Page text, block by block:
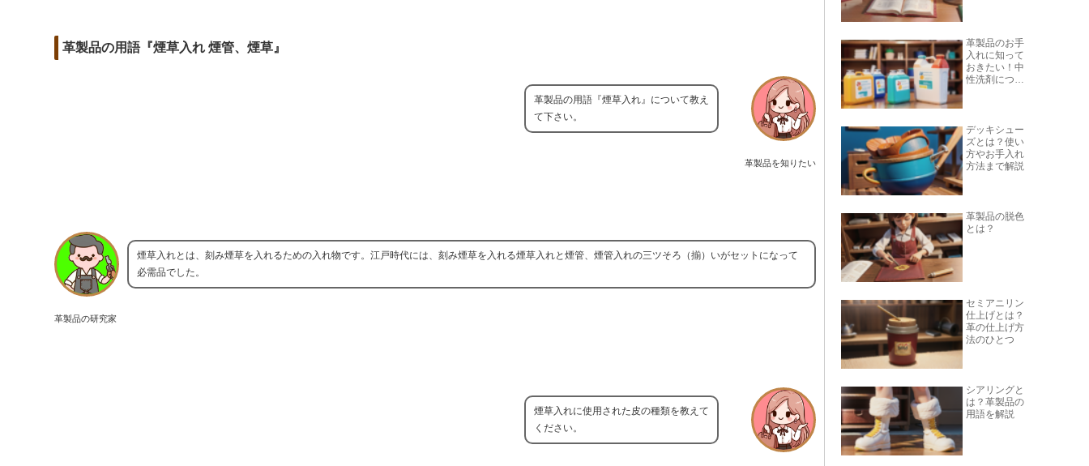
革製品の用語『煙草入れ 煙管、煙草』
革製品を知りたい
革製品の用語『煙草入れ』について教え
て下さい。
革製品の研究家
煙草入れとは、刻み煙草を入れるための入れ物です。江戸時代には、刻み煙草を入れる煙草入れと煙管、煙管入れの三ツそろ（揃）いがセットになって
必需品でした。
煙草入れに使用された皮の種類を教えて
ください。
革製品のお手
入れに知って
おきたい！中
性洗剤につい
デッキシュー
ズとは？使い
方やお手入れ
方法まで解説
革製品の脱色
とは？
セミアニリン
仕上げとは？
革の仕上げ方
法のひとつ
シアリングと
は？革製品の
用語を解説